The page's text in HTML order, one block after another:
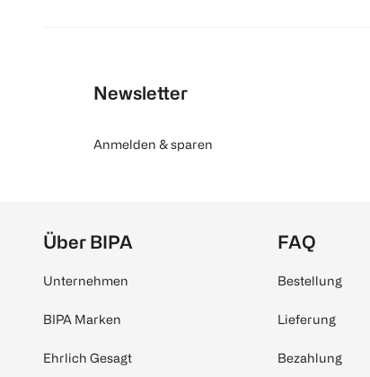
Newsletter
Anmelden & sparen
Über BIPA
Unternehmen
BIPA Marken
Ehrlich Gesagt
FAQ
Bestellung
Lieferung
Bezahlung